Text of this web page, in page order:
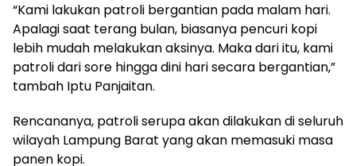
“Kami lakukan patroli bergantian pada malam hari.
Apalagi saat terang bulan, biasanya pencuri kopi
lebih mudah melakukan aksinya. Maka dari itu, kami
patroli dari sore hingga dini hari secara bergantian,”
tambah Iptu Panjaitan.
Rencananya, patroli serupa akan dilakukan di seluruh
wilayah Lampung Barat yang akan memasuki masa
panen kopi.